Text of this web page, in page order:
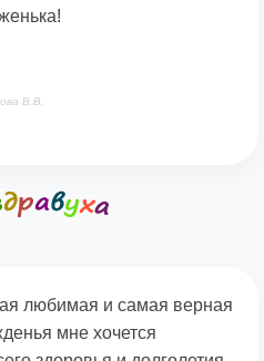
В.В.
любимая и самая верная
мне хочется